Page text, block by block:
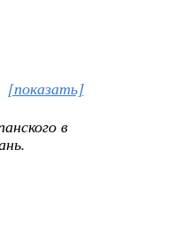
[показать]
в